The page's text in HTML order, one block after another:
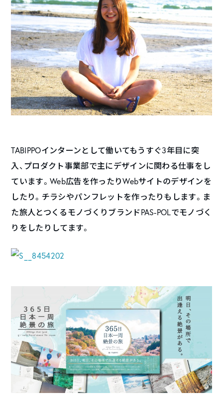
TABIPPOインターンとして働いてもうすぐ3年目に突
入、プロダクト事業部で主にデザインに関わる仕事をし
ています。Web広告を作ったりWebサイトのデザインを
したり。チラシやパンフレットを作ったりもします。ま
た旅人とつくるモノづくりブランドPAS-POLでモノづく
りをしたりしてます。